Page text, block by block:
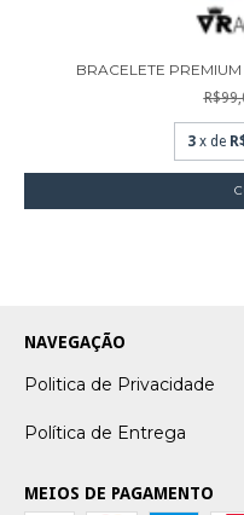
BRACELETE
3 x de
NAVEGAÇÃO
Politica de Privacidade
Política de Entrega
MEIOS DE PAGAMENTO